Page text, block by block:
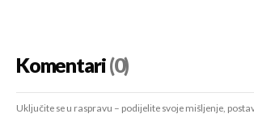
Komentari(0)
Uključite se u raspravu – podijelite svoje mišljenje,